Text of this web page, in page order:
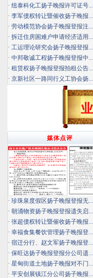
· 纽泰科化工扬子晚报许可证号...
· 李军债权转让暨催收扬子晚报...
· 劳动模范协会扬子晚报登报注...
· 拆迁住房困难户申请经济适用...
· 工运理论研究会扬子晚报登报...
· 中邦敬诚工程扬子晚报登报中...
· 租赁权扬子晚报登报拍租公告...
· 京新社区一路同行义工协会扬...
媒体点评
· 珍珠泉度假区扬子晚报登报无...
· 朝涌物资扬子晚报登报遗失启...
· 张超债权转让暨催收扬子晚报...
· 幸福食集餐饮管理扬子晚报登...
· 宿迁分行、赵文军扬子晚报登...
· 保旺达扬子晚报登报分公司遗...
· 星甸街道土地扬子晚报对不门...
· 平安创展镇江分公司扬子晚报...